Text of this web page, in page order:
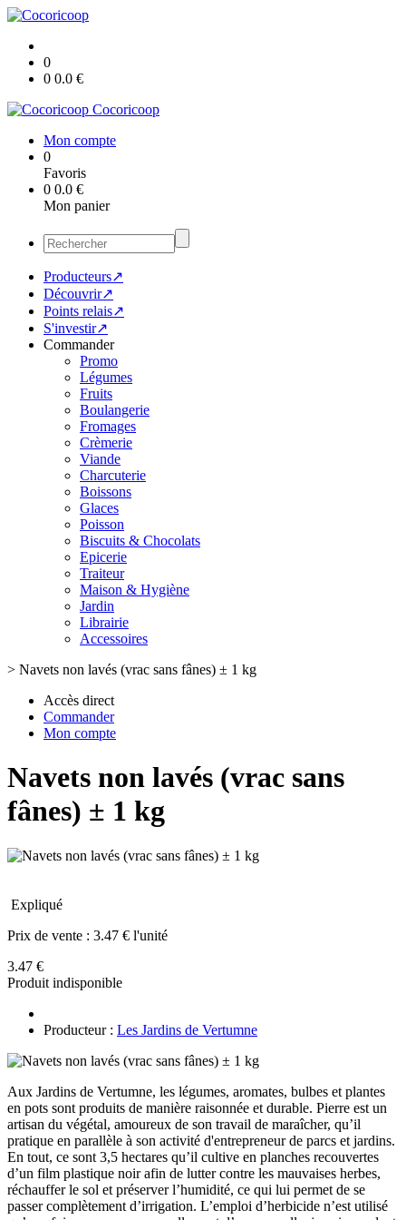
0
0 0.0 €
Cocoricoop
Mon compte
0
Favoris
0 0.0 €
Mon panier
Producteurs↗
Découvrir↗
Points relais↗
S'investir↗
Commander
Promo
Légumes
Fruits
Boulangerie
Fromages
Crèmerie
Viande
Charcuterie
Boissons
Glaces
Poisson
Biscuits & Chocolats
Epicerie
Traiteur
Maison & Hygiène
Jardin
Librairie
Accessoires
> Navets non lavés (vrac sans fânes) ± 1 kg
Accès direct
Commander
Mon compte
Navets non lavés (vrac sans
fânes) ± 1 kg
Expliqué
Prix de vente : 3.47 € l'unité
3.47 €
Produit indisponible
Producteur : Les Jardins de Vertumne
Aux Jardins de Vertumne, les légumes, aromates, bulbes et plantes
en pots sont produits de manière raisonnée et durable. Pierre est un
artisan du végétal, amoureux de son travail de maraîcher, qu’il
pratique en parallèle à son activité d'entrepreneur de parcs et jardins.
En tout, ce sont 3,5 hectares qu’il cultive en planches recouvertes
d’un film plastique noir afin de lutter contre les mauvaises herbes,
réchauffer le sol et préserver l’humidité, ce qui lui permet de se
passer complètement d’irrigation. L’emploi d’herbicide n’est utilisé